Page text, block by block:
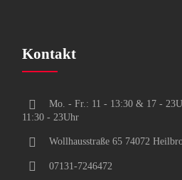
Kontakt
Mo. - Fr.: 11 - 13:30 & 17 -
11:30 - 23Uhr
Wollhausstraße 65 74072
07131-7246472